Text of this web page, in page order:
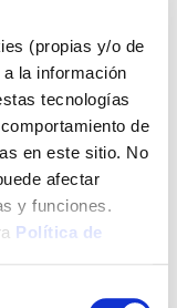
(propias y/o de
la información
tecnologías
de
en este sitio. No
afectar
y funciones.
Política de
7,78 €
artículo vuelve a
Avisarme